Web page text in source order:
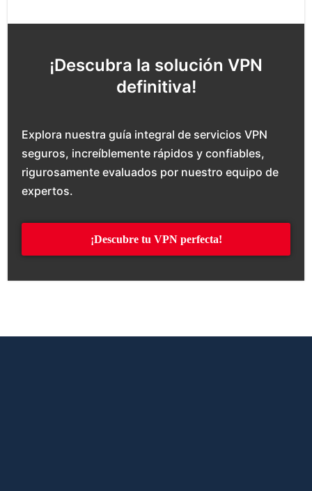
¡Descubra la solución VPN
definitiva!
Explora nuestra guía integral de servicios VPN
seguros, increíblemente rápidos y confiables,
rigurosamente evaluados por nuestro equipo de
expertos.
¡Descubre tu VPN perfecta!